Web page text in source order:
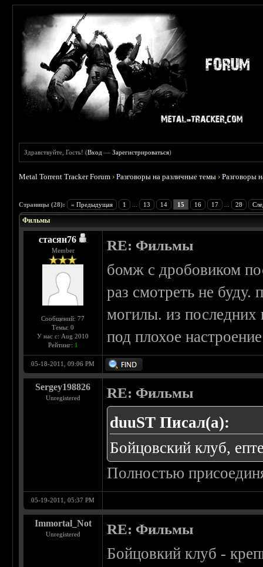
Здравствуйте, Гость! (Вход —Зарегистрироваться)
Metal Torrent Tracker Forum ›Разговоры на различные темы ›Разговоры
Страницы (28): « Предыдущая 1 13 14 15 16 17 28
Фильмы
стасян76
Member
Сообщений: 77
Темы: 0
У нас с: Aug 2010
Рейтинг: 1
RE: Фильмы
бомж с дробовиком
раз смотреть не
могилы. из
под плохое
05-18-2011, 09:06 PM
Sergey198826
Unregistered RE: Фильмы
duuST Писал(а):
Бойцовский клуб,
Полностью
05-19-2011, 05:37 PM
Immortal_Not
Unregistered RE: Фильмы
Бойцовкий клуб -